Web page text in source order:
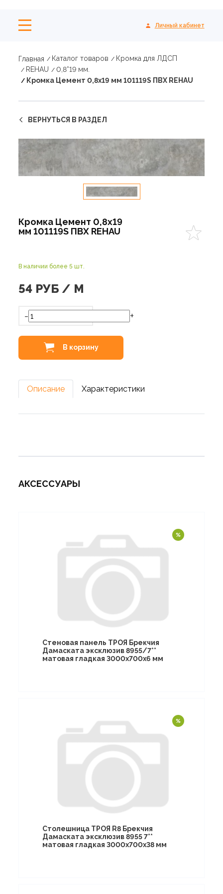
Личный кабинет
Главная Каталог товаров
Кромка для ЛДСП
REHAU
0,8*19 мм.
Кромка Цемент 0,8х19 мм 101119S ПВХ REHAU
ВЕРНУТЬСЯ В РАЗДЕЛ
Кромка Цемент 0,8х19
мм 101119S ПВХ REHAU
В наличии более 5 шт.
54 РУБ / М
- +
В корзину
Описание Характеристики
АКСЕССУАРЫ
Стеновая панель ТРОЯ Брекчия
Дамаската эксклюзив 8955/7**
матовая гладкая 3000х700х6 мм
Столешница ТРОЯ R8 Брекчия
Дамаската эксклюзив 8955 7**
матовая гладкая 3000х700х38 мм